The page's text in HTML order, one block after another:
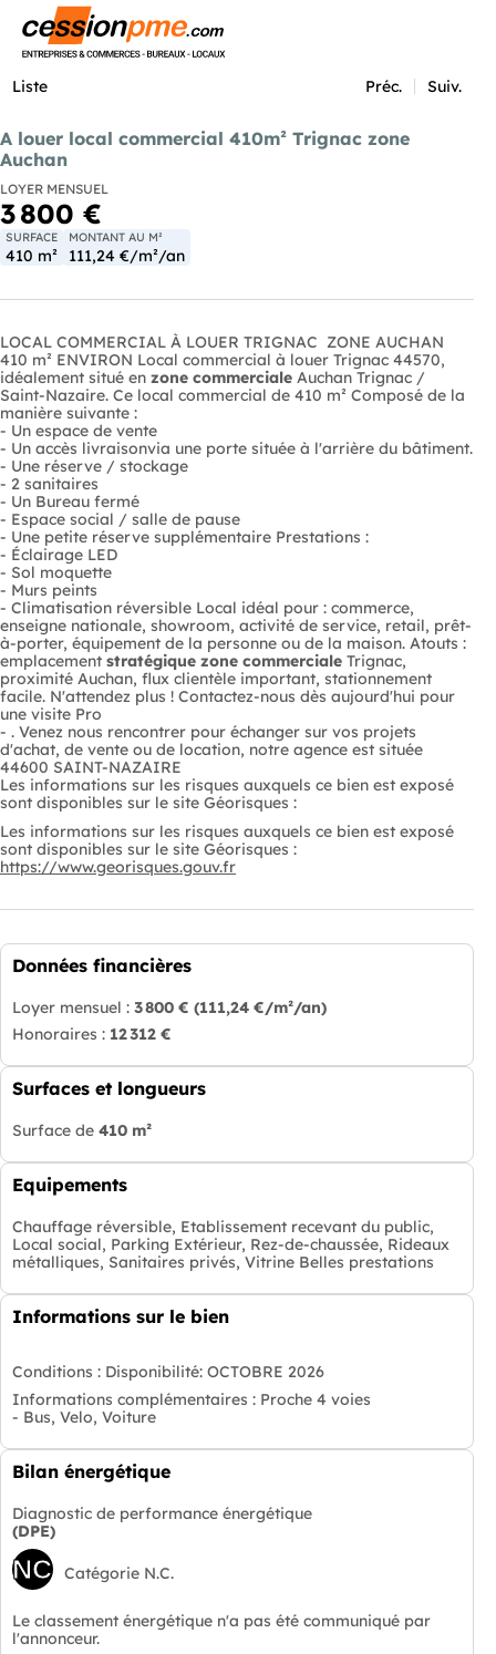
Liste Préc. Suiv.
A louer local commercial 410m² Trignac zone
Auchan
LOYER MENSUEL
3 800 €
SURFACE
410 m²
MONTANT AU M²
111,24 €/m²/an
LOCAL COMMERCIAL À LOUER TRIGNAC  ZONE AUCHAN 
410 m² ENVIRON Local commercial à louer Trignac 44570,
idéalement situé en zone commerciale Auchan Trignac /
Saint-Nazaire. Ce local commercial de 410 m² Composé de la
manière suivante :
- Un espace de vente
- Un accès livraisonvia une porte située à l'arrière du bâtiment.
- Une réserve / stockage
- 2 sanitaires
- Un Bureau fermé
- Espace social / salle de pause
- Une petite réserve supplémentaire Prestations :
- Éclairage LED
- Sol moquette
- Murs peints
- Climatisation réversible Local idéal pour : commerce,
enseigne nationale, showroom, activité de service, retail, prêt-
à-porter, équipement de la personne ou de la maison. Atouts :
emplacement stratégique zone commerciale Trignac,
proximité Auchan, flux clientèle important, stationnement
facile. N'attendez plus ! Contactez-nous dès aujourd'hui pour
une visite Pro
- . Venez nous rencontrer pour échanger sur vos projets
d'achat, de vente ou de location, notre agence est située
44600 SAINT-NAZAIRE
Les informations sur les risques auxquels ce bien est exposé
sont disponibles sur le site Géorisques :
Les informations sur les risques auxquels ce bien est exposé
sont disponibles sur le site Géorisques :
https://www.georisques.gouv.fr
Données financières
Loyer mensuel : 3 800 € (111,24 €/m²/an)
Honoraires : 12 312 €
Surfaces et longueurs
Surface de 410 m²
Equipements
Chauffage réversible, Etablissement recevant du public,
Local social, Parking Extérieur, Rez-de-chaussée, Rideaux
métalliques, Sanitaires privés, Vitrine Belles prestations
Informations sur le bien
Conditions : Disponibilité: OCTOBRE 2026
Informations complémentaires : Proche 4 voies
- Bus, Velo, Voiture
Bilan énergétique
Diagnostic de performance énergétique
(DPE)
NC Catégorie N.C.
Le classement énergétique n'a pas été communiqué par
l'annonceur.